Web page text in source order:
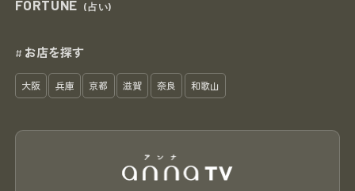
FORTUNE (占い)
# お店を探す
大阪 兵庫 京都 滋賀 奈良 和歌山